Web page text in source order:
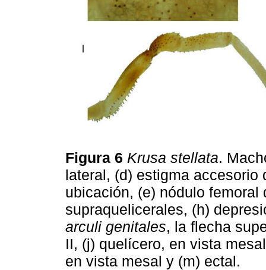
Figura 6 Krusa stellata.
lateral, (d) estigma
ubicación, (e) nódulo
supraquelicerales, (h)
arculi genitales, la flecha
II, (j) quelícero, en vista
en vista mesal y (m) ectal.